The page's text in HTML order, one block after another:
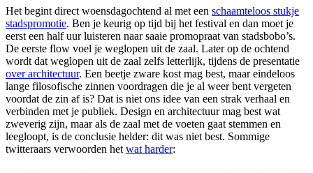
Het begint direct woensdagochtend al met een schaamteloos stukje
stadspromotie. Ben je keurig op tijd bij het festival en dan moet je
eerst een half uur luisteren naar saaie promopraat van stadsbobo’s.
De eerste flow voel je weglopen uit de zaal. Later op de ochtend
wordt dat weglopen uit de zaal zelfs letterlijk, tijdens de presentatie
over architectuur. Een beetje zware kost mag best, maar eindeloos
lange filosofische zinnen voordragen die je al weer bent vergeten
voordat de zin af is? Dat is niet ons idee van een strak verhaal en
verbinden met je publiek. Design en architectuur mag best wat
zweverig zijn, maar als de zaal met de voeten gaat stemmen en
leegloopt, is de conclusie helder: dit was niet best. Sommige
twitteraars verwoorden het wat harder: